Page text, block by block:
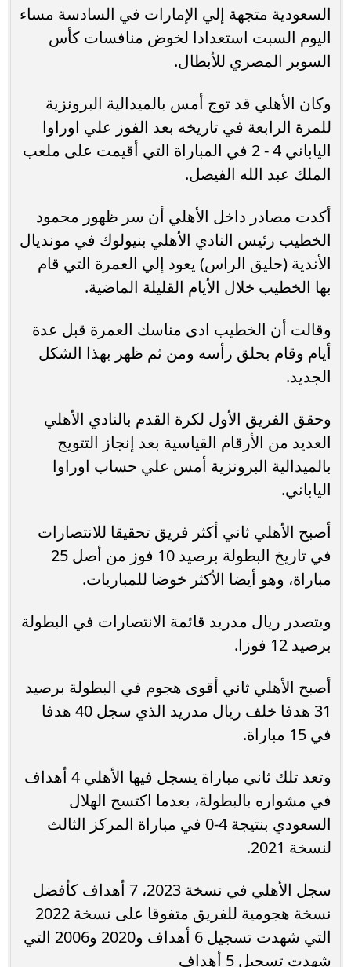
السعودية متجهة إلي الإمارات في السادسة مساء
اليوم السبت استعدادا لخوض منافسات كأس
السوبر المصري للأبطال.
وكان الأهلي قد توج أمس بالميدالية البرونزية
للمرة الرابعة في تاريخه بعد الفوز علي اوراوا
الياباني 4 - 2 في المباراة التي أقيمت على ملعب
الملك عبد الله الفيصل.
أكدت مصادر داخل الأهلي أن سر ظهور محمود
الخطيب رئيس النادي الأهلي بنيولوك في مونديال
الأندية (حليق الراس) يعود إلي العمرة التي قام
بها الخطيب خلال الأيام القليلة الماضية.
وقالت أن الخطيب ادى مناسك العمرة قبل عدة
أيام وقام بحلق رأسه ومن ثم ظهر بهذا الشكل
الجديد.
وحقق الفريق الأول لكرة القدم بالنادي الأهلي
العديد من الأرقام القياسية بعد إنجاز التتويج
بالميدالية البرونزية أمس علي حساب اوراوا
الياباني.
أصبح الأهلي ثاني أكثر فريق تحقيقا للانتصارات
في تاريخ البطولة برصيد 10 فوز من أصل 25
مباراة، وهو أيضا الأكثر خوضا للمباريات.
ويتصدر ريال مدريد قائمة الانتصارات في البطولة
برصيد 12 فوزا.
أصبح الأهلي ثاني أقوى هجوم في البطولة برصيد
31 هدفا خلف ريال مدريد الذي سجل 40 هدفا
في 15 مباراة.
وتعد تلك ثاني مباراة يسجل فيها الأهلي 4 أهداف
في مشواره بالبطولة، بعدما اكتسح الهلال
السعودي بنتيجة 4-0 في مباراة المركز الثالث
لنسخة 2021.
سجل الأهلي في نسخة 2023، 7 أهداف كأفضل
نسخة هجومية للفريق متفوقا على نسخة 2022
التي شهدت تسجيل 6 أهداف و2020 و2006 التي
شهدت تسجيل 5 أهداف